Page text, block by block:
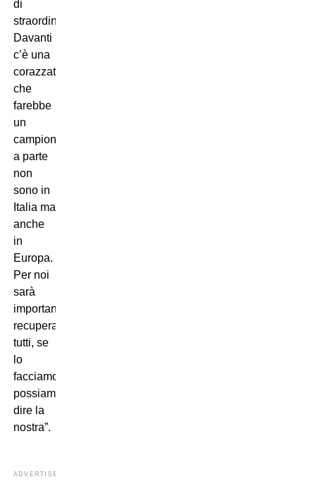
di
straordinario.
Davanti
c’è una
corazzata
che
farebbe
un
campionato
a parte
non
sono in
Italia ma
anche
in
Europa.
Per noi
sarà
importante
recuperare
tutti, se
lo
facciamo
possiamo
dire la
nostra”.
ADVERTISEMENT